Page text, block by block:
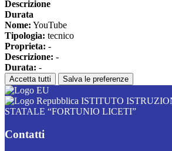
Descrizione
Durata
Nome: YouTube
Tipologia: tecnico
Proprieta: -
Descrizione: -
Durata: -
Accetta tutti Salva le preferenze
ISTITUTO
STATALE “FORTUNIO LICETI”
Contatti